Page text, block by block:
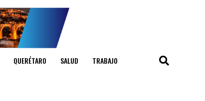
QUERÉTARO SALUD TRABAJO